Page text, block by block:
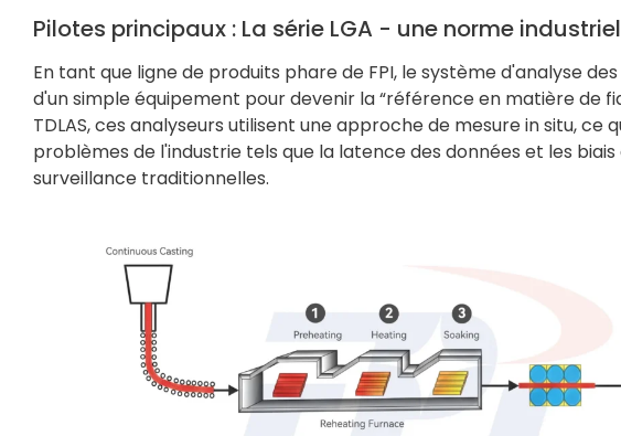
Pilotes principaux : La série LGA - une norme
En tant que ligne de produits phare de FPI, le système d'analyse
d'un simple équipement pour devenir la “référence en matière de
TDLAS, ces analyseurs utilisent une approche de mesure in situ,
problèmes de l'industrie tels que la latence des données et les
surveillance traditionnelles.